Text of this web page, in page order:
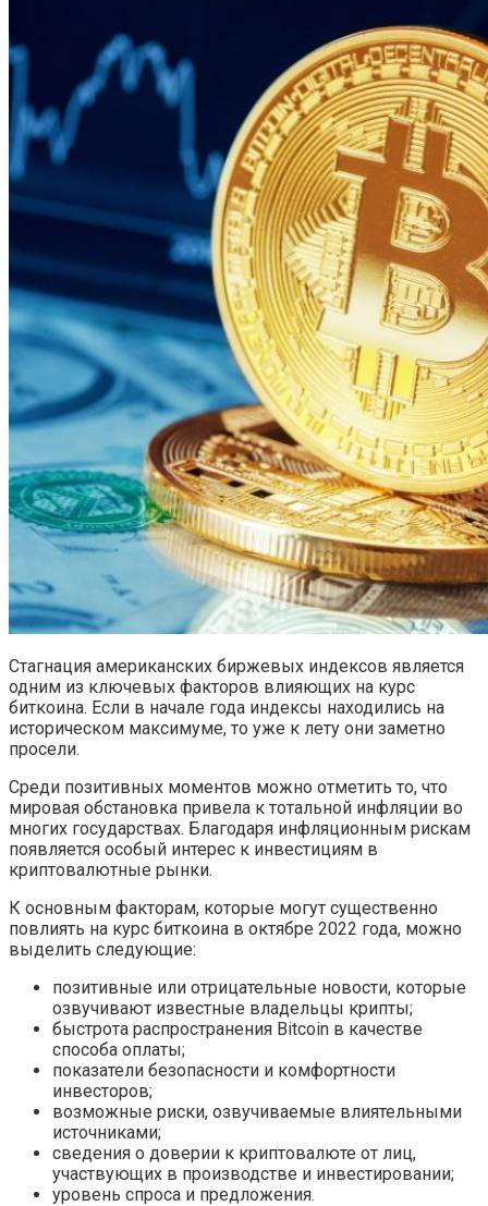
Стагнация американских биржевых индексов является
одним из ключевых факторов влияющих на курс
биткоина. Если в начале года индексы находились на
историческом максимуме, то уже к лету они заметно
просели.
Среди позитивных моментов можно отметить то, что
мировая обстановка привела к тотальной инфляции во
многих государствах. Благодаря инфляционным рискам
появляется особый интерес к инвестициям в
криптовалютные рынки.
К основным факторам, которые могут существенно
повлиять на курс биткоина в октябре 2022 года, можно
выделить следующие:
позитивные или отрицательные новости, которые
озвучивают известные владельцы крипты;
быстрота распространения Bitcoin в качестве
способа оплаты;
показатели безопасности и комфортности
инвесторов;
возможные риски, озвучиваемые влиятельными
источниками;
сведения о доверии к криптовалюте от лиц,
участвующих в производстве и инвестировании;
уровень спроса и предложения.